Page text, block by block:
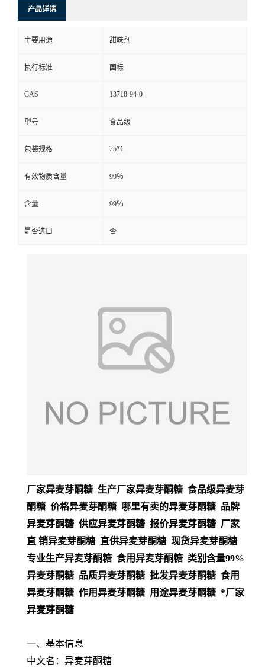
产品详请
主要用途 甜味剂
执行标准 国标
CAS 13718-94-0
型号 食品级
包装规格 25*1
有效物质含量 99％
含量 99％
是否进口 否
厂家异麦芽酮糖 生产厂家异麦芽酮糖 食品级异麦芽
酮糖 价格异麦芽酮糖 哪里有卖的异麦芽酮糖 品牌
异麦芽酮糖 供应异麦芽酮糖 报价异麦芽酮糖 厂家
直 销异麦芽酮糖 直供异麦芽酮糖 现货异麦芽酮糖
专业生产异麦芽酮糖 食用异麦芽酮糖 类别含量99%
异麦芽酮糖 品质异麦芽酮糖 批发异麦芽酮糖 食用
异麦芽酮糖 作用异麦芽酮糖 用途异麦芽酮糖 *厂家
异麦芽酮糖
一、基本信息
中文名：异麦芽酮糖